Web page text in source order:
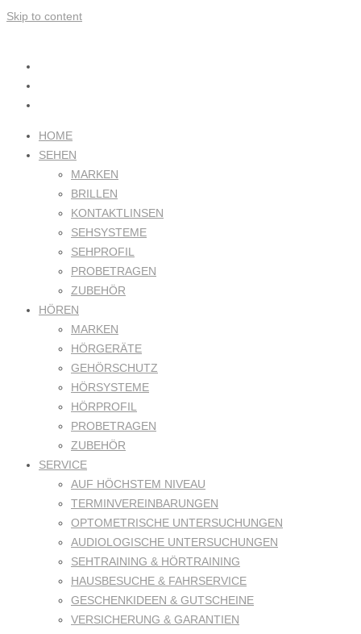
Skip to content
HOME
SEHEN
MARKEN
BRILLEN
KONTAKTLINSEN
SEHSYSTEME
SEHPROFIL
PROBETRAGEN
ZUBEHÖR
HÖREN
MARKEN
HÖRGERÄTE
GEHÖRSCHUTZ
HÖRSYSTEME
HÖRPROFIL
PROBETRAGEN
ZUBEHÖR
SERVICE
AUF HÖCHSTEM NIVEAU
TERMINVEREINBARUNGEN
OPTOMETRISCHE UNTERSUCHUNGEN
AUDIOLOGISCHE UNTERSUCHUNGEN
SEHTRAINING & HÖRTRAINING
HAUSBESUCHE & FAHRSERVICE
GESCHENKIDEEN & GUTSCHEINE
VERSICHERUNG & GARANTIEN